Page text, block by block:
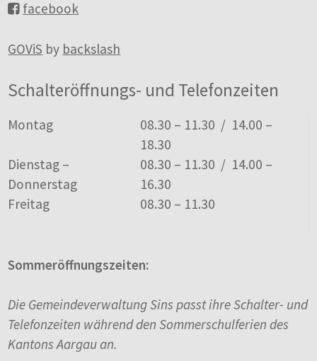
facebook
GOViS by backslash
Schalteröffnungs- und Telefonzeiten
TagÖffnungszeiten
Montag
08.30 – 11.30 / 14.00 –
18.30
Dienstag –
Donnerstag
08.30 – 11.30 / 14.00 –
16.30
Freitag
08.30 – 11.30
Sommeröffnungszeiten:
Die Gemeindeverwaltung Sins passt ihre Schalter- und
Telefonzeiten während den Sommerschulferien des
Kantons Aargau an.